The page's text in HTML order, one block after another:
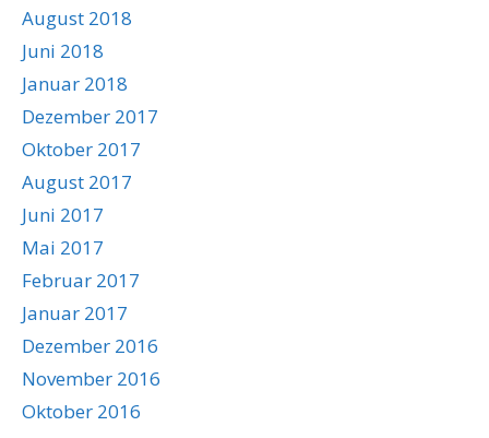
August 2018
Juni 2018
Januar 2018
Dezember 2017
Oktober 2017
August 2017
Juni 2017
Mai 2017
Februar 2017
Januar 2017
Dezember 2016
November 2016
Oktober 2016